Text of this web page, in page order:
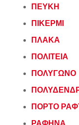
ΠΕΥΚΗ
ΠΙΚΕΡΜΙ
ΠΛΑΚΑ
ΠΟΛΙΤΕΙΑ
ΠΟΛΥΓΩΝΟ
ΠΟΡΤΟ
ΡΑΦΗΝΑ